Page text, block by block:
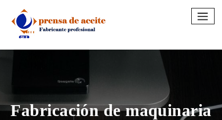
content
Fabricación de maquinaria